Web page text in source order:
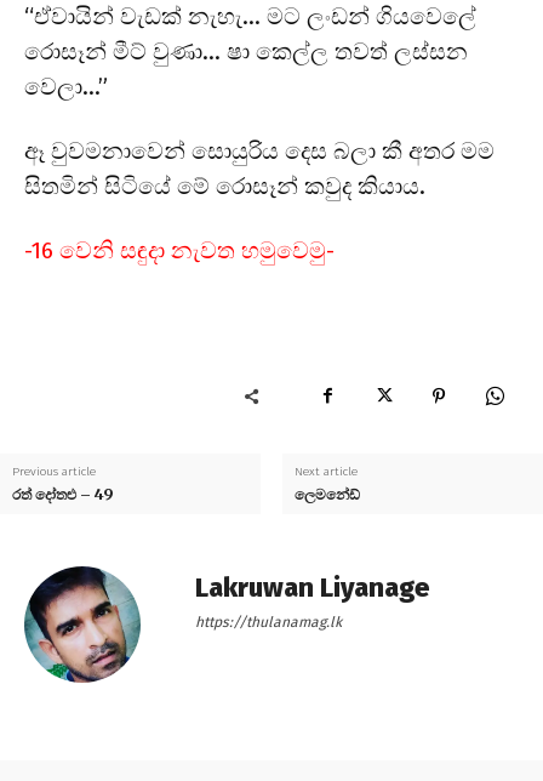
“ඒවායින් වැඩක් නැහැ… මට ලංඩන් ගියවෙලේ
රොසෑන් මීට් වුණා… ෂා කෙල්ල තවත් ලස්සන
වෙලා…”
ඈ වුවමනාවෙන් සොයුරිය දෙස බලා කී අතර මම
සිතමින් සිටියේ මේ රොසෑන් කවුද කියාය.
-16 වෙනි සඳුදා නැවත හමුවෙමු-
Previous article
රත් දෝතළු – 49
Next article
ලෙමනේඩ්
Lakruwan Liyanage
https://thulanamag.lk